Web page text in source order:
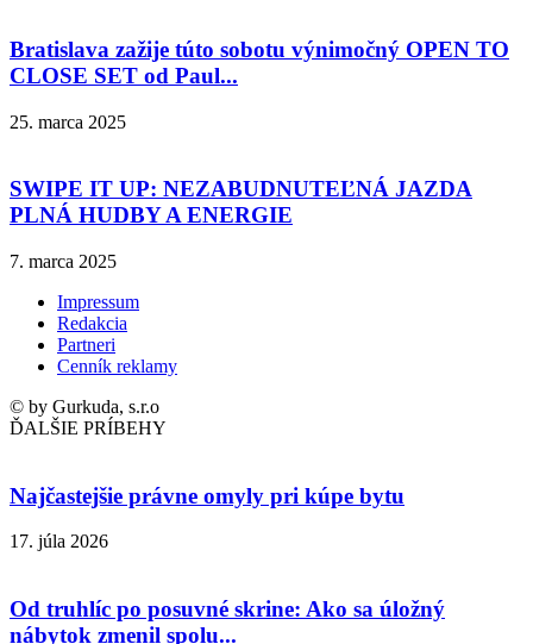
Bratislava zažije túto sobotu výnimočný OPEN TO
CLOSE SET od Paul...
25. marca 2025
SWIPE IT UP: NEZABUDNUTEĽNÁ JAZDA
PLNÁ HUDBY A ENERGIE
7. marca 2025
Impressum
Redakcia
Partneri
Cenník reklamy
© by Gurkuda, s.r.o
ĎALŠIE PRÍBEHY
Najčastejšie právne omyly pri kúpe bytu
17. júla 2026
Od truhlíc po posuvné skrine: Ako sa úložný
nábytok zmenil spolu...